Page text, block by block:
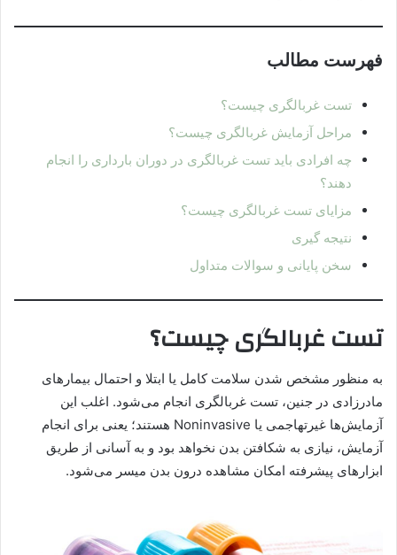
فهرست مطالب
تست غربالگری چیست؟
مراحل آزمایش غربالگری چیست؟
چه افرادی باید تست غربالگری در دوران بارداری را انجام
دهند؟
مزایای تست غربالگری چیست؟
نتیجه گیری
سخن پایانی و سوالات متداول
تست غربالگری چیست؟
به منظور مشخص شدن سلامت کامل یا ابتلا و احتمال بیمارهای
مادرزادی در جنین، تست غربالگری انجام می‌شود. اغلب این
آزمایش‌ها غیرتهاجمی یا Noninvasive هستند؛ یعنی برای انجام
آزمایش، نیازی به شکافتن بدن نخواهد بود و به آسانی از طریق
ابزارهای پیشرفته امکان مشاهده درون بدن میسر می‌شود.